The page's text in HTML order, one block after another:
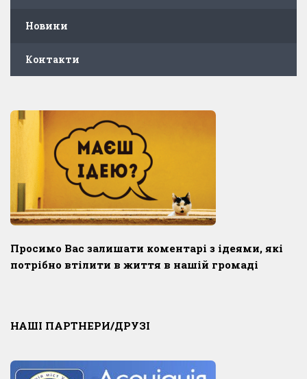
Новини
Контакти
Просимо Вас залишати коментарі з ідеями, які
потрібно втілити в життя в нашій громаді
НАШІ ПАРТНЕРИ/ДРУЗІ